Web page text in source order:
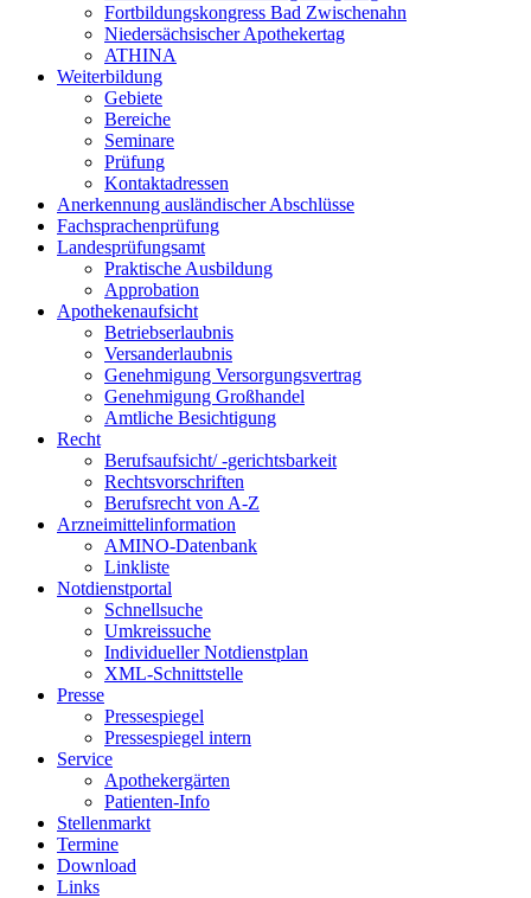
Fortbildungskongress Bad Zwischenahn
Niedersächsischer Apothekertag
ATHINA
Weiterbildung
Gebiete
Bereiche
Seminare
Prüfung
Kontaktadressen
Anerkennung ausländischer Abschlüsse
Fachsprachenprüfung
Landesprüfungsamt
Praktische Ausbildung
Approbation
Apothekenaufsicht
Betriebserlaubnis
Versanderlaubnis
Genehmigung Versorgungsvertrag
Genehmigung Großhandel
Amtliche Besichtigung
Recht
Berufsaufsicht/ -gerichtsbarkeit
Rechtsvorschriften
Berufsrecht von A-Z
Arzneimittelinformation
AMINO-Datenbank
Linkliste
Notdienstportal
Schnellsuche
Umkreissuche
Individueller Notdienstplan
XML-Schnittstelle
Presse
Pressespiegel
Pressespiegel intern
Service
Apothekergärten
Patienten-Info
Stellenmarkt
Termine
Download
Links